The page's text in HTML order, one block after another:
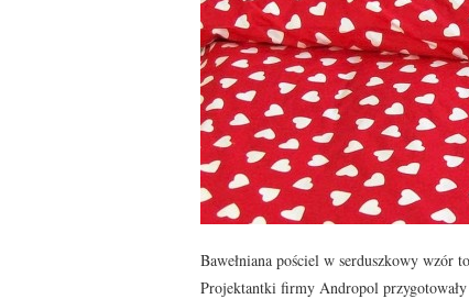
Bawełniana pościel w serduszkowy wzór
Projektantki firmy Andropol